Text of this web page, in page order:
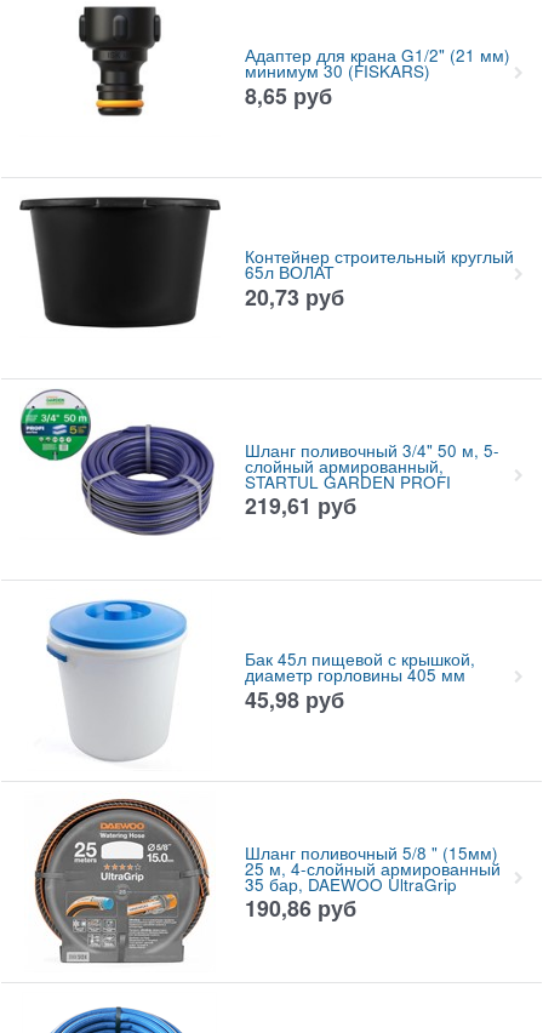
Адаптер для крана G1/2" (21 мм)
минимум 30 (FISKARS)
8,65 руб
Контейнер строительный круглый
65л ВОЛАТ
20,73 руб
Шланг поливочный 3/4" 50 м, 5-
слойный армированный,
STARTUL GARDEN PROFI
219,61 руб
Бак 45л пищевой с крышкой,
диаметр горловины 405 мм
45,98 руб
Шланг поливочный 5/8 " (15мм)
25 м, 4-слойный армированный
35 бар, DAEWOO UltraGrip
190,86 руб